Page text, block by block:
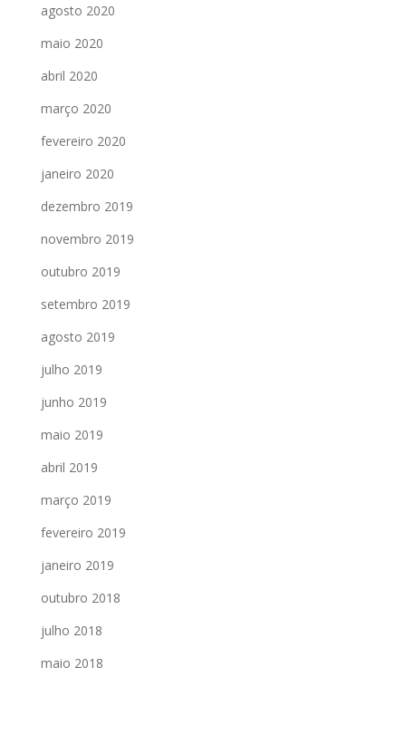
agosto 2020
maio 2020
abril 2020
março 2020
fevereiro 2020
janeiro 2020
dezembro 2019
novembro 2019
outubro 2019
setembro 2019
agosto 2019
julho 2019
junho 2019
maio 2019
abril 2019
março 2019
fevereiro 2019
janeiro 2019
outubro 2018
julho 2018
maio 2018